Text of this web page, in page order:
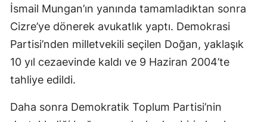
İsmail Mungan’ın yanında tamamladıktan sonra
Cizre’ye dönerek avukatlık yaptı. Demokrasi
Partisi’nden milletvekili seçilen Doğan, yaklaşık
10 yıl cezaevinde kaldı ve 9 Haziran 2004’te
tahliye edildi.
Daha sonra Demokratik Toplum Partisi’nin